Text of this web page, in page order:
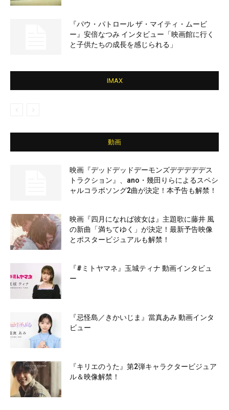
『パウ・パトロール ザ・マイティ・ムービ
ー』安倍なつみ インタビュー「映画館に行く
と子供たちの成長を感じられる」
IMAX
動画
映画『デッドデッドデーモンズデデデデデス
トラクション』、ano・幾田りらによるスペシ
ャルコラボソング2曲が決定！本予告も解禁！
映画『四月になれば彼女は』主題歌に藤井 風
の新曲「満ちてゆく」が決定！最新予告映像
とポスタービジュアルも解禁！
『#ミトヤマネ』玉城ティナ 動画インタビュ
ー
『忌怪島／きかいじま』當真あみ 動画インタ
ビュー
『キリエのうた』第2弾キャラクタービジュア
ル＆映像解禁！